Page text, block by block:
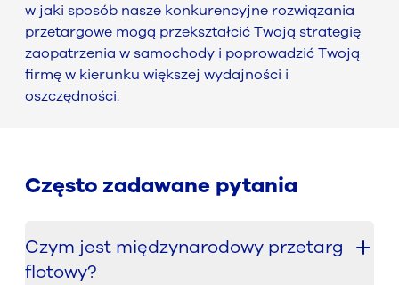
w jaki sposób nasze konkurencyjne rozwiązania
przetargowe mogą przekształcić Twoją strategię
zaopatrzenia w samochody i poprowadzić Twoją
firmę w kierunku większej wydajności i
oszczędności.
Często zadawane pytania
Czym jest międzynarodowy przetarg
flotowy?